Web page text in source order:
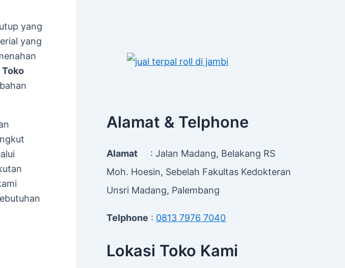
yang
yang
Toko
Alamat & Telphone
Alamat : Jalan Madang, Belakang RS
Moh. Hoesin, Sebelah Fakultas Kedokteran
Unsri Madang, Palembang
Telphone : 0813 7976 7040
Lokasi Toko Kami